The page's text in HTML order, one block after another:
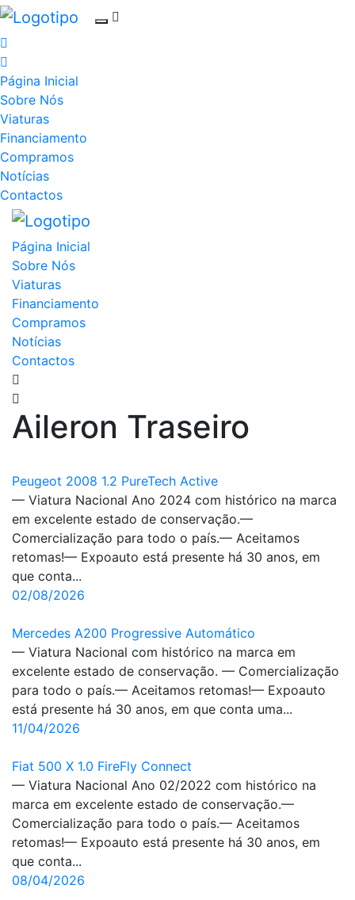
Página Inicial
Sobre Nós
Viaturas
Financiamento
Compramos
Notícias
Contactos
Página Inicial
Sobre Nós
Viaturas
Financiamento
Compramos
Notícias
Contactos
Aileron Traseiro
Peugeot 2008 1.2 PureTech Active
— Viatura Nacional Ano 2024 com histórico na marca
em excelente estado de conservação.—
Comercialização para todo o país.— Aceitamos
retomas!— Expoauto está presente há 30 anos, em
que conta...
02/08/2026
Mercedes A200 Progressive Automático
— Viatura Nacional com histórico na marca em
excelente estado de conservação. — Comercialização
para todo o país.— Aceitamos retomas!— Expoauto
está presente há 30 anos, em que conta uma...
11/04/2026
Fiat 500 X 1.0 FireFly Connect
— Viatura Nacional Ano 02/2022 com histórico na
marca em excelente estado de conservação.—
Comercialização para todo o país.— Aceitamos
retomas!— Expoauto está presente há 30 anos, em
que conta...
08/04/2026